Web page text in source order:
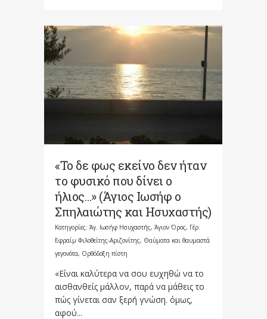
«Το δε φως εκείνο δεν ήταν
το φυσικό που δίνει ο
ήλιος…» (Άγιος Ιωσήφ ο
Σπηλαιώτης και Ησυχαστής)
Κατηγορίες: Άγ. Ιωσήφ Ησυχαστής, Άγιον Όρος, Γέρ.
Εφραίμ Φιλοθεΐτης-Αριζονίτης, Θαύματα και θαυμαστά
γεγονότα, Ορθόδοξη πίστη
«Είναι καλύτερα να σου ευχηθώ να το
αισθανθείς μάλλον, παρά να μάθεις το
πώς γίνεται σαν ξερή γνώση. όμως,
αφού...